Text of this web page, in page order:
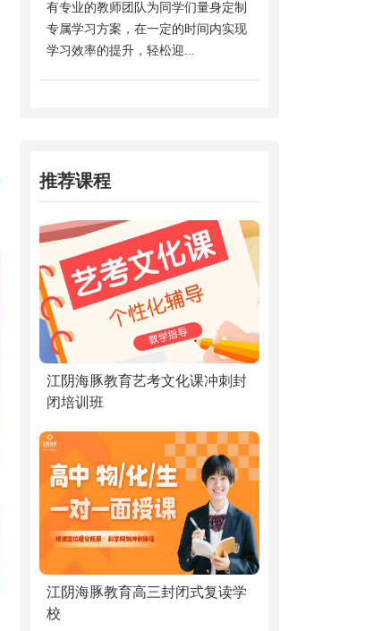
有专业的教师团队为同学们量身定制
专属学习方案，在一定的时间内实现
学习效率的提升，轻松迎...
推荐课程
江阴海豚教育艺考文化课冲刺封
闭培训班
江阴海豚教育高三封闭式复读学
校